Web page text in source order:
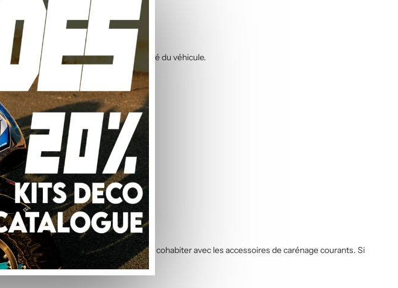
éléments et ne recouvre pas la totalité du véhicule.
Les autocollants sont conçus pour cohabiter avec les accessoires de carénage courants. Si
graphique.